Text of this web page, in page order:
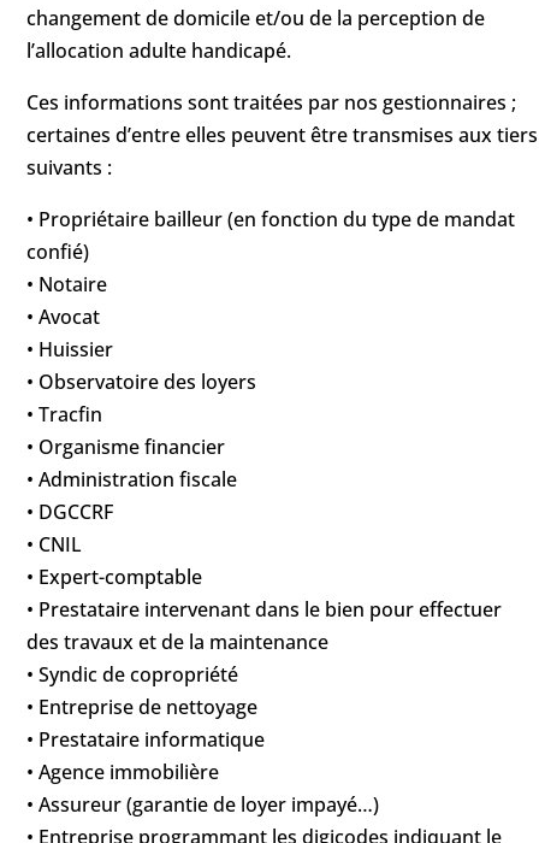
changement de domicile et/ou de la perception de
l’allocation adulte handicapé.
Ces informations sont traitées par nos gestionnaires ;
certaines d’entre elles peuvent être transmises aux tiers
suivants :
• Propriétaire bailleur (en fonction du type de mandat
confié)
• Notaire
• Avocat
• Huissier
• Observatoire des loyers
• Tracfin
• Organisme financier
• Administration fiscale
• DGCCRF
• CNIL
• Expert-comptable
• Prestataire intervenant dans le bien pour effectuer
des travaux et de la maintenance
• Syndic de copropriété
• Entreprise de nettoyage
• Prestataire informatique
• Agence immobilière
• Assureur (garantie de loyer impayé…)
• Entreprise programmant les digicodes indiquant le